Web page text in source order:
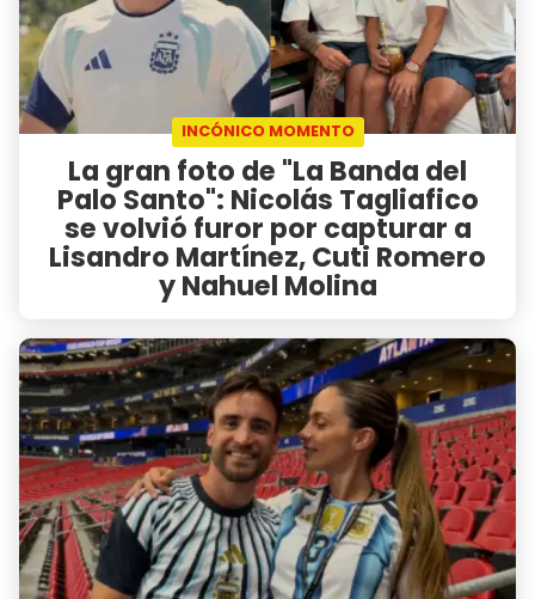
INCÓNICO MOMENTO
La gran foto de "La Banda del
Palo Santo": Nicolás Tagliafico
se volvió furor por capturar a
Lisandro Martínez, Cuti Romero
y Nahuel Molina